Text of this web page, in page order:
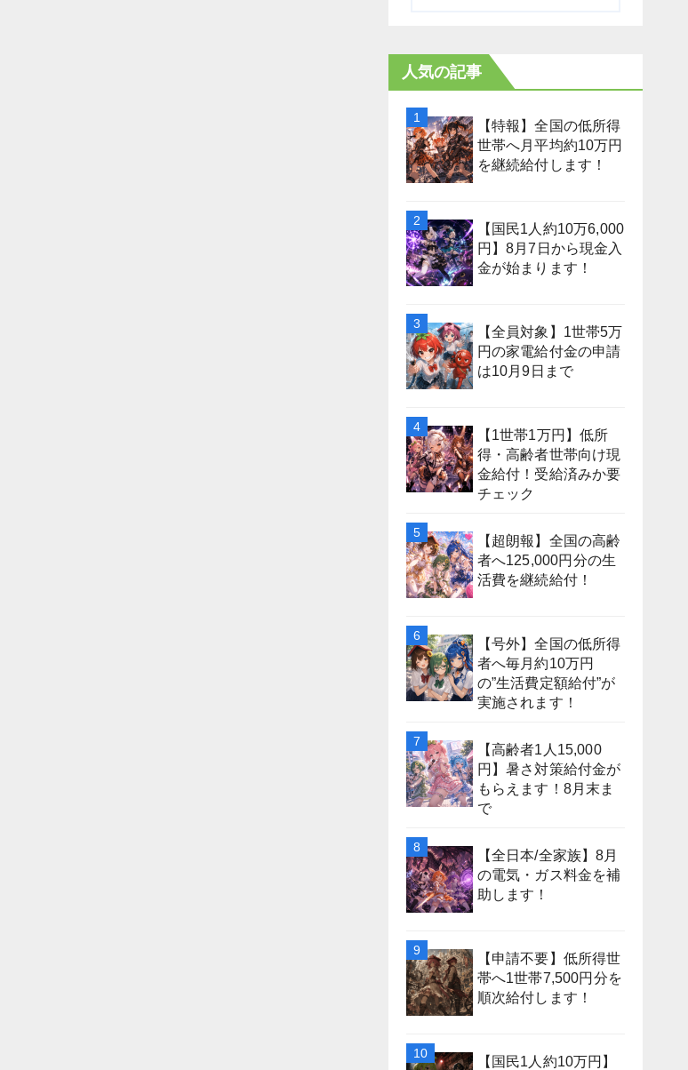
人気の記事
【特報】全国の低所得
世帯へ月平均約10万円
を継続給付します！
【国民1人約10万6,000
円】8月7日から現金入
金が始まります！
【全員対象】1世帯5万
円の家電給付金の申請
は10月9日まで
【1世帯1万円】低所
得・高齢者世帯向け現
金給付！受給済みか要
チェック
【超朗報】全国の高齢
者へ125,000円分の生
活費を継続給付！
【号外】全国の低所得
者へ毎月約10万円
の”生活費定額給付”が
実施されます！
【高齢者1人15,000
円】暑さ対策給付金が
もらえます！8月末ま
で
【全日本/全家族】8月
の電気・ガス料金を補
助します！
【申請不要】低所得世
帯へ1世帯7,500円分を
順次給付します！
【国民1人約10万円】